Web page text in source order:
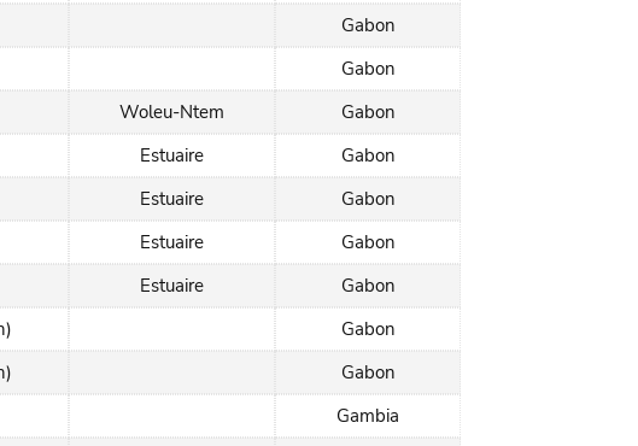
Gabon
Gabon
Woleu-Ntem
Gabon
Estuaire
Gabon
Estuaire
Gabon
Estuaire
Gabon
Estuaire
Gabon
Gabon
Gabon
Gambia